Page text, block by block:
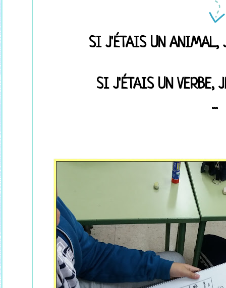
SI J'ÉTAIS UN ANIMAL,
SI J'ÉTAIS UN VERBE,
...